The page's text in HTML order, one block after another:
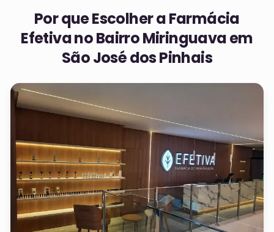
Por que Escolher a Farmácia
Efetiva noBairro Miringuava em
São José dos Pinhais